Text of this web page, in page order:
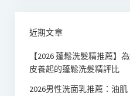
近期文章
【2026 蓬鬆洗髮精推薦】
皮養起的蓬鬆洗髮精評比
2026男性洗面乳推薦：油